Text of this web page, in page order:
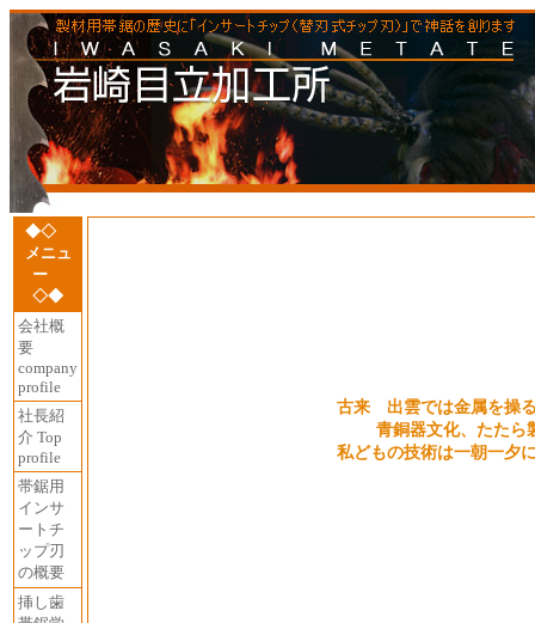
◆◇
メニュ
ー
◇◆
会社概
要
company
profile
社長紹
介 Top
profile
帯鋸用
インサ
ートチ
ップ刃
の概要
挿し歯
古来 出雲では金属を操
青銅器文化、たたら
私どもの技術は一朝一夕